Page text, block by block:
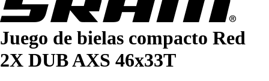
Juego de bielas compacto Red
2X DUB AXS 46x33T